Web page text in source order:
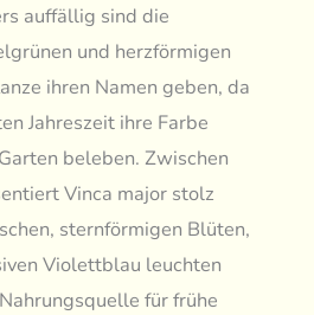
auffällig sind die
und herzförmigen
ihren Namen geben, da
Jahreszeit ihre Farbe
beleben. Zwischen
Vinca major stolz
sternförmigen Blüten,
Violettblau leuchten
für frühe